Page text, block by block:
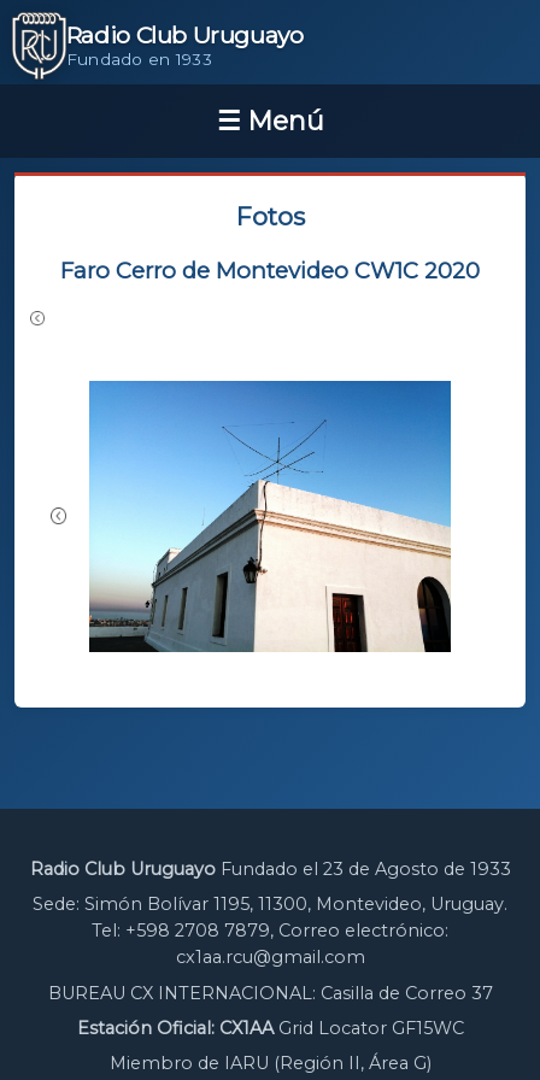
Radio Club Uruguayo
Fundado en 1933
Fotos
Faro Cerro de Montevideo CW1C 2020
Radio Club UruguayoFundado el 23 de Agosto de 1933
Sede: Simón Bolívar 1195, 11300, Montevideo, Uruguay.
Tel: +598 2708 7879, Correo electrónico:
cx1aa.rcu@gmail.com
BUREAU CX INTERNACIONAL: Casilla de Correo 37
Estación Oficial: CX1AAGrid Locator GF15WC
Miembro de IARU (Región II, Área G)